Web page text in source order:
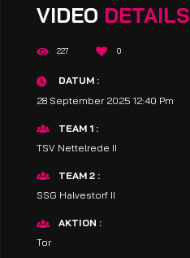
VIDEO DETAILS
227 0
DATUM
28 September 2025 12:40 Pm
TEAM 1
TSV Nettelrede II
TEAM 2
SSG Halvestorf II
AKTION
Tor